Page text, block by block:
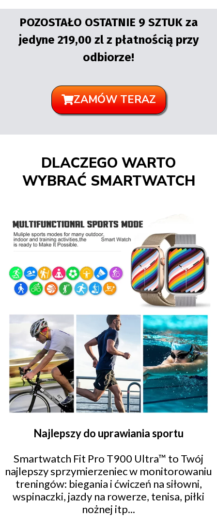
POZOSTAŁO OSTATNIE 9 SZTUK za
jedyne 219,00 zl z płatnością przy
odbiorze!
ZAMÓW TERAZ
DLACZEGO WARTO
WYBRAĆ SMARTWATCH
Najlepszy do uprawiania sportu
Smartwatch Fit Pro T900 Ultra™ to Twój
najlepszy sprzymierzeniec w monitorowaniu
treningów: biegania i ćwiczeń na siłowni,
wspinaczki, jazdy na rowerze, tenisa, piłki
nożnej itp...